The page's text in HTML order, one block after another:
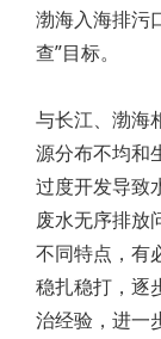
渤海入海排污
查”目标。
与长江、渤海
源分布不均和
过度开发导致
废水无序排放
不同特点，有
稳扎稳打，逐
治经验，进一